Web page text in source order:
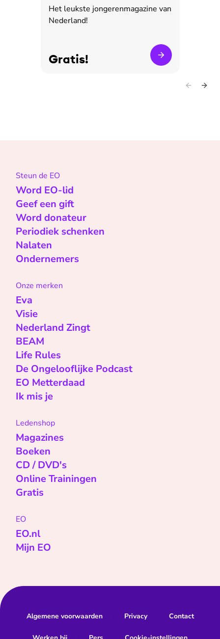
Het leukste jongerenmagazine van
Nederland!
Gratis!
Steun de EO
Word EO-lid
Geef een gift
Word donateur
Periodiek schenken
Nalaten
Ondernemers
Onze merken
Eva
Visie
Nederland Zingt
BEAM
Life Rules
De Ongelooflijke Podcast
EO Metterdaad
Ik mis je
Ledenshop
Magazines
Boeken
CD / DVD's
Online Trainingen
Gratis
EO
EO.nl
Mijn EO
Algemene voorwaarden Privacy Contact